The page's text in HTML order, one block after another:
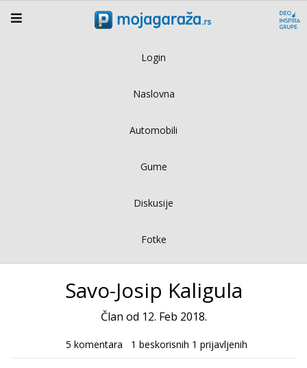
Login
Naslovna
Automobili
Gume
Diskusije
Fotke
Savo-Josip Kaligula
Član od 12. Feb 2018.
5 komentara 1 beskorisnih 1 prijavljenih